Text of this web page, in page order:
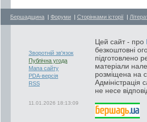
Бершадщина | Форуми | Сторінками історії |
Зворотній зв'язок
Публічна угода
Мапа сайту
PDA-версія
RSS
11.01.2026 18:13:09
Цей сайт - про
безкоштовні
підготовлено
матеріали
розміщена на
Адміністрація
не несе